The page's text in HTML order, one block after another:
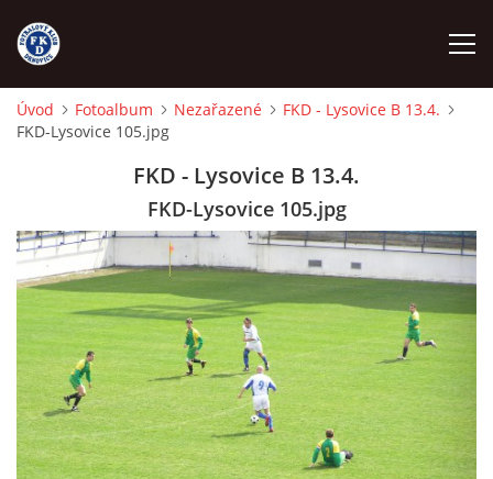
ÚVOD
FKD A
FKD B
STARŠÍ DOROST
STARŠÍ ŽÁCI
Úvod Fotoalbum Nezařazené
FKD - Lysovice B 13.4.
FKD-Lysovice 105.jpg
FKD - Lysovice B 13.4.
FKD-Lysovice 105.jpg